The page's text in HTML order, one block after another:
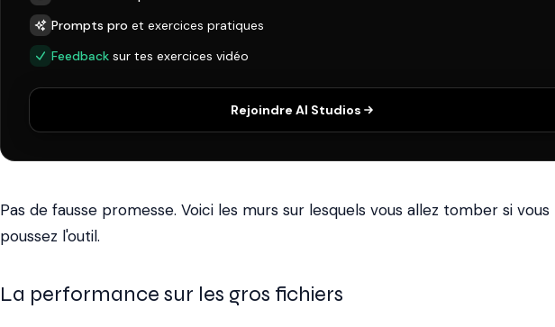
Prompts pro et exercices pratiques
Feedback sur tes exercices vidéo
Rejoindre AI Studios
Pas de fausse promesse. Voici les murs sur lesquels vous allez tomber si vous
poussez l'outil.
La performance sur les gros fichiers